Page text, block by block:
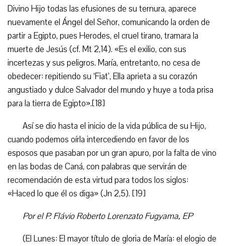
Divino Hijo todas las efusiones de su ternura, aparece
nuevamente el Ángel del Señor, comunicando la orden de
partir a Egipto, pues Herodes, el cruel tirano, tramara la
muerte de Jesús (cf. Mt 2,14). «Es el exilio, con sus
incertezas y sus peligros. María, entretanto, no cesa de
obedecer: repitiendo su ‘Fiat’, Ella aprieta a su corazón
angustiado y dulce Salvador del mundo y huye a toda prisa
para la tierra de Egipto».[18]
Así se dio hasta el inicio de la vida pública de su Hijo,
cuando podemos oírla intercediendo en favor de los
esposos que pasaban por un gran apuro, por la falta de vino
en las bodas de Caná, con palabras que servirán de
recomendación de esta virtud para todos los siglos:
«Haced lo que él os diga» (Jn 2,5). [19]
Por el P. Flávio Roberto Lorenzato Fugyama, EP
(El Lunes: El mayor título de gloria de María: el elogio de